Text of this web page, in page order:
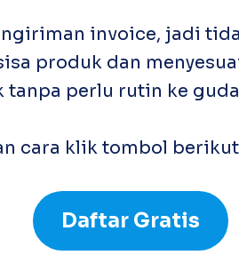
invoice, jadi
produk dan
tanpa perlu rutin ke
cara klik tombol
Daftar Gratis